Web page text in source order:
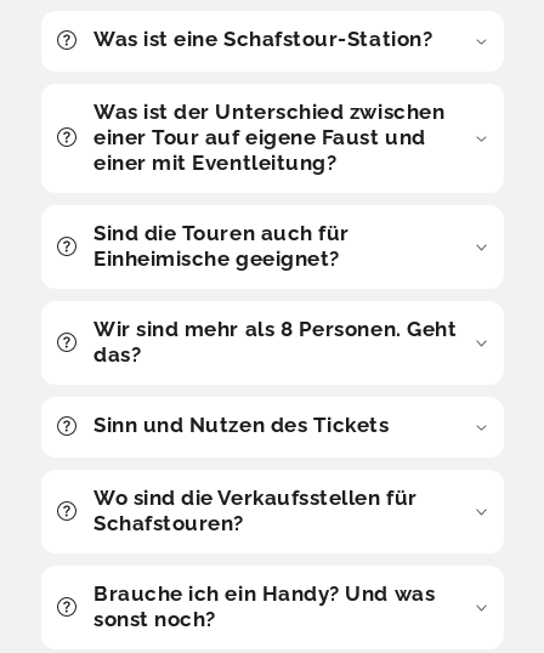
Was ist eine Schafstour-Station?
Was ist der Unterschied zwischen
einer Tour auf eigene Faust und
einer mit Eventleitung?
Sind die Touren auch für
Einheimische geeignet?
Wir sind mehr als 8 Personen. Geht
das?
Sinn und Nutzen des Tickets
Wo sind die Verkaufsstellen für
Schafstouren?
Brauche ich ein Handy? Und was
sonst noch?